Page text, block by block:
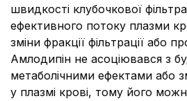
швидкості клубочкової
ефективного потоку плазми
зміни фракції фільтрації або
Амлодипін не асоціювався з
метаболічними ефектами або
у плазмі крові, тому його